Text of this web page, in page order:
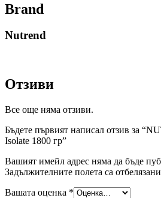
Brand
Nutrend
Отзиви
Все още няма отзиви.
Бъдете първият написал отзив за
Isolate 1800 гр”
Вашият имейл адрес няма да бъде
Задължителните полета са
Вашата оценка *